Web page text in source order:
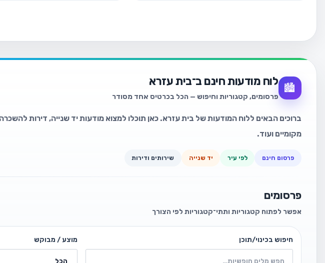
🏙️
לוח מודעות חינם ב־בית עזרא
פרסומים, קטגוריות וחיפוש — הכל בכרטיס אחד מסודר
ברוכים הבאים ללוח המודעות של בית עזרא. כאן תוכלו למצוא מודעות יד שנייה, דירות
מקומיים ועוד.
פרסום חינם לפי עיר יד שנייה שירותים ודירות
פרסומים
אפשר לפתוח קטגוריות ותתי־קטגוריות לפי הצורך
חיפוש בכינוי/תוכן מוצע / מבוקש